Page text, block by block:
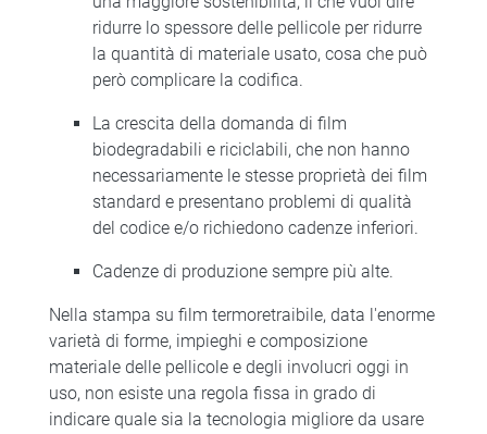
ridurre lo spessore delle pellicole per ridurre
la quantità di materiale usato, cosa che può
però complicare la codifica.
La crescita della domanda di film
biodegradabili e riciclabili, che non hanno
necessariamente le stesse proprietà dei film
standard e presentano problemi di qualità
del codice e/o richiedono cadenze inferiori.
Cadenze di produzione sempre più alte.
Nella stampa su film termoretraibile, data l'enorme
varietà di forme, impieghi e composizione
materiale delle pellicole e degli involucri oggi in
uso, non esiste una regola fissa in grado di
indicare quale sia la tecnologia migliore da usare